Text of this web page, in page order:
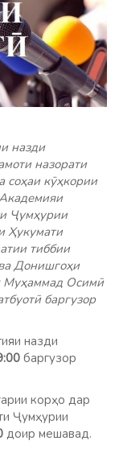
назди
назорати
соҳаи кӯҳкории
Ҷумҳурии
Ҳукумати
тиббии
Донишгоҳи
Муҳаммад Осимӣ
баргузор
назди
баргузор
корҳо дар
Ҷумҳурии
доир мешавад.